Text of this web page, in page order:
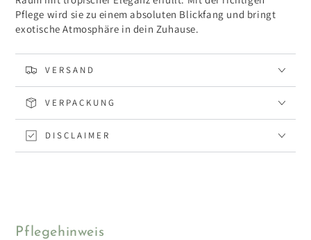
Pflege wird sie zu einem absoluten Blickfang und bringt
exotische Atmosphäre in dein Zuhause.
VERSAND
VERPACKUNG
DISCLAIMER
Pflegehinweis